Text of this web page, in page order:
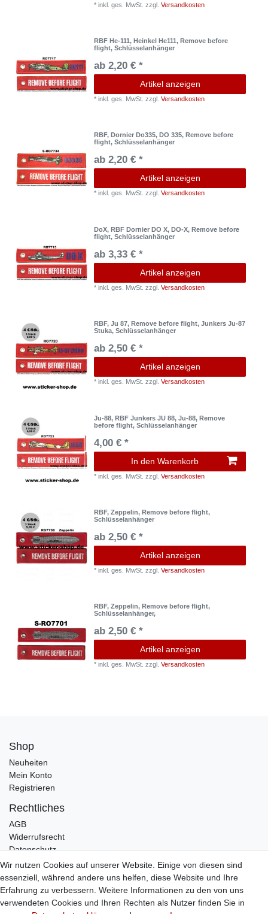
*inkl. ges. MwSt. zzgl.Versandkosten
RBF He-111, Heinkel He111, Remove before
flight, Schlüsselanhänger
ab 2,20 € *
Artikel anzeigen
*inkl. ges. MwSt. zzgl.Versandkosten
RBF, Dornier Do335, DO 335, Remove before
flight, Schlüsselanhänger
ab 2,20 € *
Artikel anzeigen
*inkl. ges. MwSt. zzgl.Versandkosten
DoX, RBF Dornier DO X, DO-X, Remove before
flight, Schlüsselanhänger
ab 3,33 € *
Artikel anzeigen
*inkl. ges. MwSt. zzgl.Versandkosten
RBF, Ju 87, Remove before flight, Junkers Ju-87
Stuka, Schlüsselanhänger
ab 2,50 € *
Artikel anzeigen
*inkl. ges. MwSt. zzgl.Versandkosten
Ju-88, RBF Junkers JU 88, Ju-88, Remove
before flight, Schlüsselanhänger
4,00 € *
In den Warenkorb
*inkl. ges. MwSt. zzgl.Versandkosten
RBF, Zeppelin, Remove before flight,
Schlüsselanhänger
ab 2,50 € *
Artikel anzeigen
*inkl. ges. MwSt. zzgl.Versandkosten
RBF, Zeppelin, Remove before flight,
Schlüsselanhänger,
ab 2,50 € *
Artikel anzeigen
*inkl. ges. MwSt. zzgl.Versandkosten
Shop
Neuheiten
Mein Konto
Registrieren
Rechtliches
AGB
Widerrufsrecht
Datenschutz
Impressum
Infos
Zahlung / Versand
Individuelle Anfertigung
Wir nutzen Cookies auf unserer Website. Einige von diesen sind
essenziell, während andere uns helfen, diese Website und Ihre
Erfahrung zu verbessern. Weitere Informationen zu den von uns
verwendeten Cookies und Ihren Rechten als Nutzer finden Sie in